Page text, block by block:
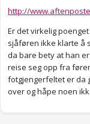
http://
Er det virkelig
sjåføren ikke klarte å
da bare bety at han
reise seg opp fra
fotgjengerfeltet er da
over og håpe noen